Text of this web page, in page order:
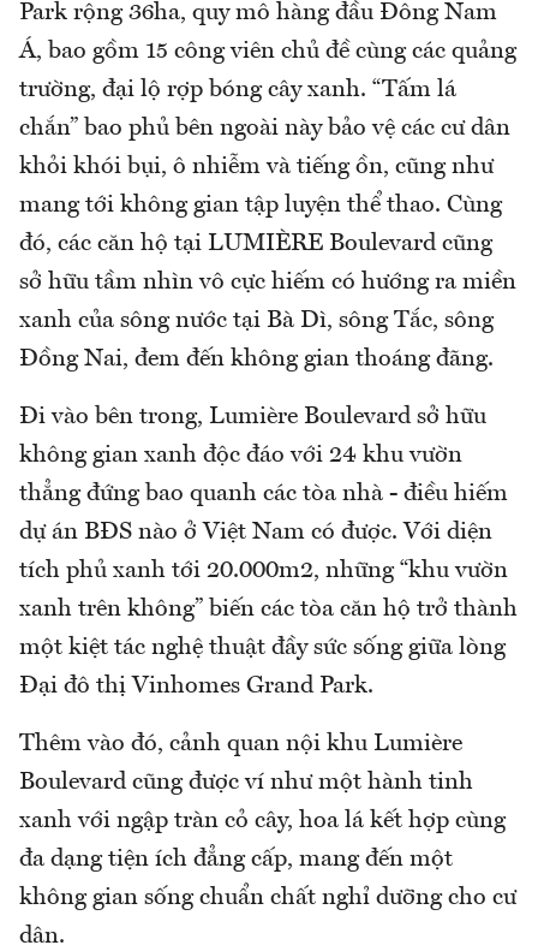
Park rộng 36ha, quy mô hàng đầu Đông Nam
Á, bao gồm 15 công viên chủ đề cùng các quảng
trường, đại lộ rợp bóng cây xanh. “Tấm lá
chắn” bao phủ bên ngoài này bảo vệ các cư dân
khỏi khói bụi, ô nhiễm và tiếng ồn, cũng như
mang tới không gian tập luyện thể thao. Cùng
đó, các căn hộ tại LUMIÈRE Boulevard cũng
sở hữu tầm nhìn vô cực hiếm có hướng ra miền
xanh của sông nước tại Bà Dì, sông Tắc, sông
Đồng Nai, đem đến không gian thoáng đãng.
Đi vào bên trong, Lumière Boulevard sở hữu
không gian xanh độc đáo với 24 khu vườn
thẳng đứng bao quanh các tòa nhà - điều hiếm
dự án BĐS nào ở Việt Nam có được. Với diện
tích phủ xanh tới 20.000m2, những “khu vườn
xanh trên không” biến các tòa căn hộ trở thành
một kiệt tác nghệ thuật đầy sức sống giữa lòng
Đại đô thị Vinhomes Grand Park.
Thêm vào đó, cảnh quan nội khu Lumière
Boulevard cũng được ví như một hành tinh
xanh với ngập tràn cỏ cây, hoa lá kết hợp cùng
đa dạng tiện ích đẳng cấp, mang đến một
không gian sống chuẩn chất nghỉ dưỡng cho cư
dân.